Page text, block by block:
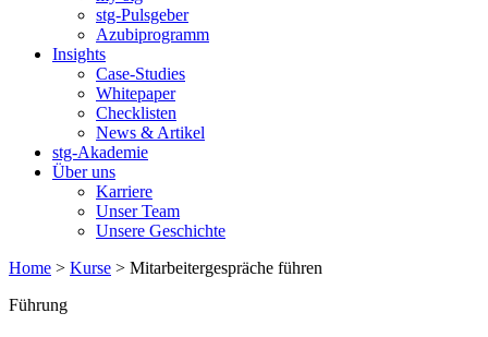
stg-Pulsgeber
Azubiprogramm
Insights
Case-Studies
Whitepaper
Checklisten
News & Artikel
stg-Akademie
Über uns
Karriere
Unser Team
Unsere Geschichte
Home > Kurse > Mitarbeitergespräche führen
Führung